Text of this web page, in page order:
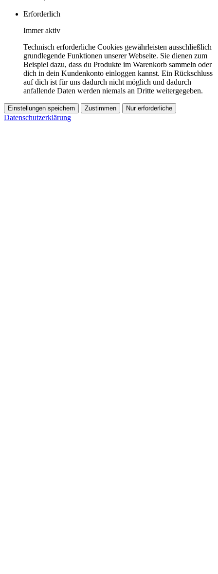
Erforderlich
Immer aktiv
Technisch erforderliche Cookies gewährleisten ausschließlich
grundlegende Funktionen unserer Webseite. Sie dienen zum
Beispiel dazu, dass du Produkte im Warenkorb sammeln oder
dich in dein Kundenkonto einloggen kannst. Ein Rückschluss
auf dich ist für uns dadurch nicht möglich und dadurch
anfallende Daten werden niemals an Dritte weitergegeben.
Einstellungen speichern Zustimmen Nur erforderliche
Datenschutzerklärung